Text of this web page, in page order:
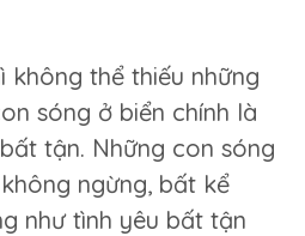
không thể thiếu những
sóng ở biển chính là
tận. Những con sóng
ngừng, bất kể
như tình yêu bất tận